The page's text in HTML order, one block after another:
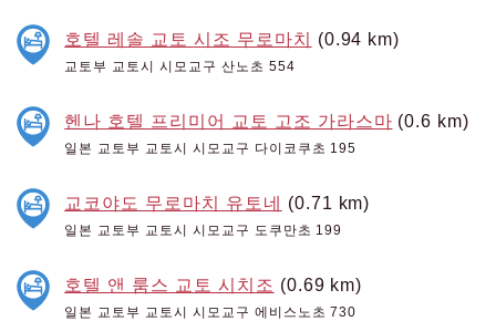
호텔 레솔 교토 시조 무로마치 (0.94 km)
교토부 교토시 시모교구 산노초 554
헨나 호텔 프리미어 교토 고조 가라스마 (0.6 km)
일본 교토부 교토시 시모교구 다이코쿠초 195
교코야도 무로마치 유토네 (0.71 km)
일본 교토부 교토시 시모교구 도쿠만초 199
호텔 앤 룸스 교토 시치조 (0.69 km)
일본 교토부 교토시 시모교구 에비스노초 730